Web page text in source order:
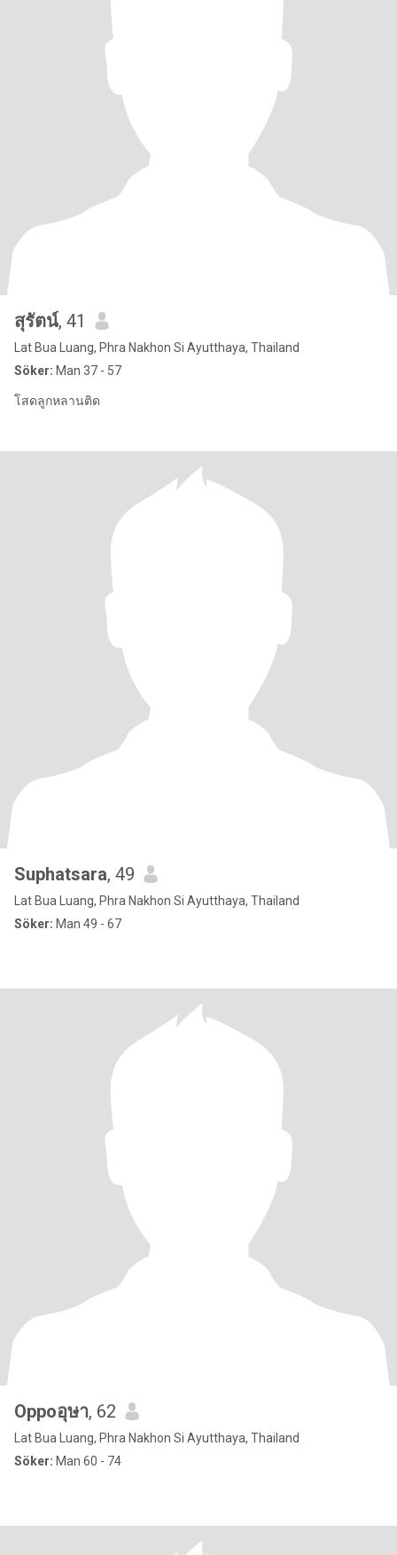
สุรัตน์, 41
Lat Bua Luang, Phra Nakhon Si Ayutthaya, Thailand
Söker: Man 37 - 57
โสดลูกหลานติด
Suphatsara, 49
Lat Bua Luang, Phra Nakhon Si Ayutthaya, Thailand
Söker: Man 49 - 67
Oppoอุษา, 62
Lat Bua Luang, Phra Nakhon Si Ayutthaya, Thailand
Söker: Man 60 - 74